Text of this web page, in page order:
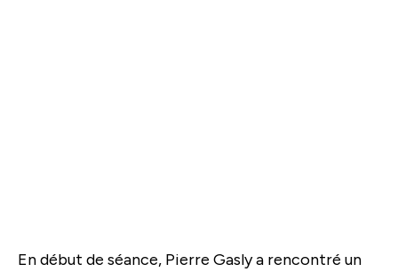
En début de séance, Pierre Gasly a rencontré un